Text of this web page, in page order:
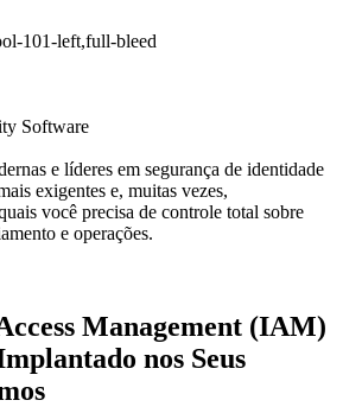
101-left,full-bleed
Software
e líderes em segurança de identidade
exigentes e, muitas vezes,
você precisa de controle total sobre
e operações.
Management (IAM)
nos Seus